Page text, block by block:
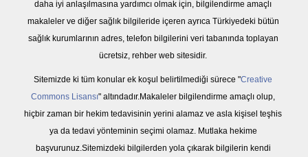
daha iyi anlaşılmasına yardımcı olmak için, bilgilendirme amaçlı
makaleler ve diğer sağlık bilgileride içeren ayrıca Türkiyedeki bütün
sağlık kurumlarının adres, telefon bilgilerini veri tabanında toplayan
ücretsiz, rehber web sitesidir.
Sitemizde ki tüm konular ek koşul belirtilmediği sürece "Creative
Commons Lisansı" altındadır.Makaleler bilgilendirme amaçlı olup,
hiçbir zaman bir hekim tedavisinin yerini alamaz ve asla kişisel teşhis
ya da tedavi yönteminin seçimi olamaz. Mutlaka hekime
başvurunuz.Sitemizdeki bilgilerden yola çıkarak bilgilerin kendi